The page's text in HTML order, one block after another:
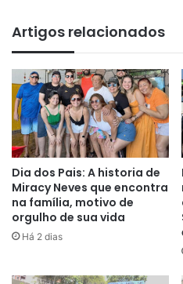
Artigos relacionados
Dia dos Pais: A historia de
Miracy Neves que encontra
na família, motivo de
orgulho de sua vida
Há 2 dias